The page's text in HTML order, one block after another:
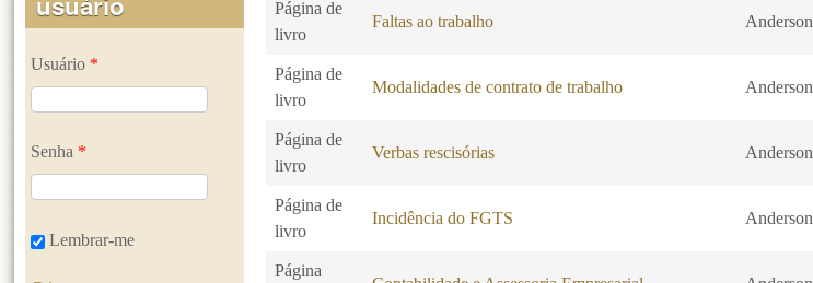
Página de
livro
Faltas ao trabalho Anderson
Página de
livro
Modalidades de contrato de trabalho Anderson
Página de
livro
Verbas rescisórias Anderson
Página de
livro
Incidência do FGTS Anderson
Página
Usuário *
Senha *
Lembrar-me